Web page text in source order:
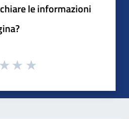
le informazioni